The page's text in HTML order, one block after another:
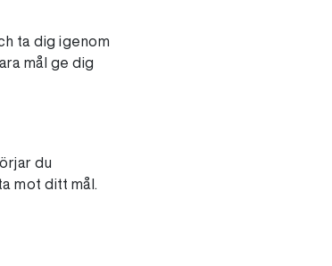
ta dig igenom
mål ge dig
du
mot ditt mål.